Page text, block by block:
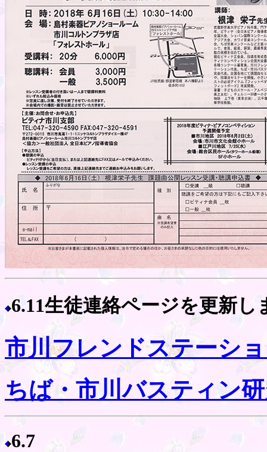
6.11生徒連絡ページを更新し
市川フレンドステーシ
ちば・市川バスティン
6.7